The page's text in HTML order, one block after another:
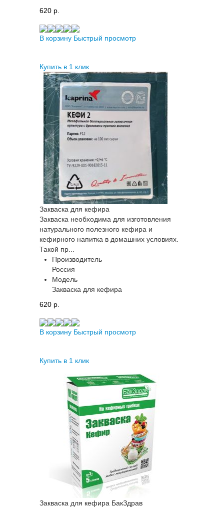
620 p.
В корзину Быстрый просмотр
Купить в 1 клик
Закваска для кефира
Закваска необходима для изготовления
натурального полезного кефира и
кефирного напитка в домашних условиях.
Такой пр...
Производитель
Россия
Модель
Закваска для кефира
620 p.
В корзину Быстрый просмотр
Купить в 1 клик
Закваска для кефира БакЗдрав